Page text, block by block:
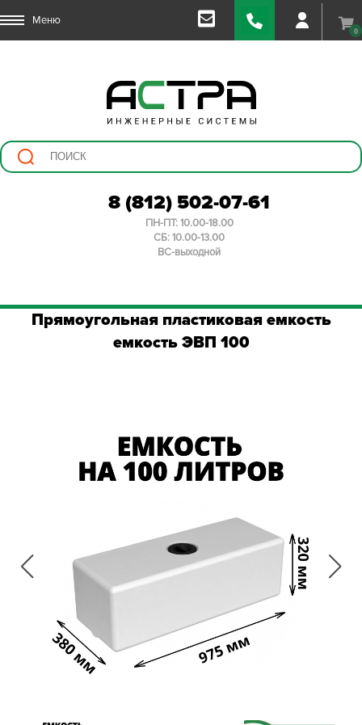
Меню
0
8 (812) 502-07-61
ПН-ПТ: 10.00-18.00
СБ: 10.00-13.00
ВС-выходной
Прямоугольная пластиковая емкость
емкость ЭВП 100